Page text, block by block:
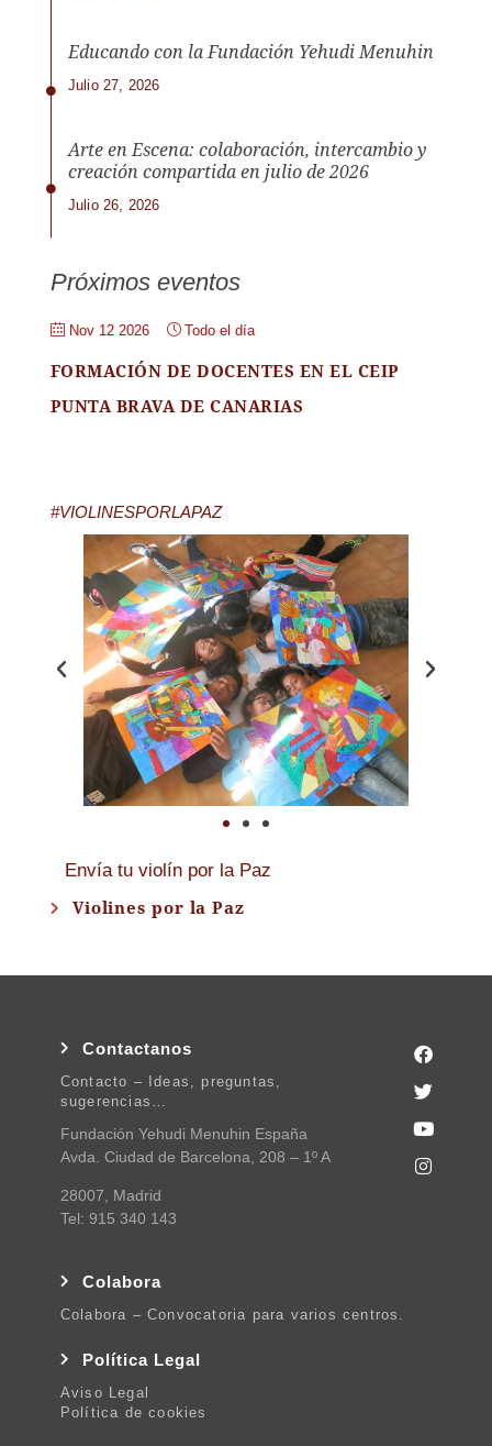
Educando con la Fundación Yehudi Menuhin
Julio 27, 2026
Arte en Escena: colaboración, intercambio y
creación compartida en julio de 2026
Julio 26, 2026
Próximos eventos
Nov 12 2026 Todo el día
FORMACIÓN DE DOCENTES EN EL CEIP
PUNTA BRAVA DE CANARIAS
#VIOLINESPORLAPAZ
Envía tu violín por la Paz
Violines por la Paz
Contactanos
Contacto – Ideas, preguntas,
sugerencias…
Fundación Yehudi Menuhin España
Avda. Ciudad de Barcelona, 208 – 1º A
28007, Madrid
Tel: 915 340 143
Colabora
Colabora – Convocatoria para varios centros.
Política Legal
Aviso Legal
Política de cookies